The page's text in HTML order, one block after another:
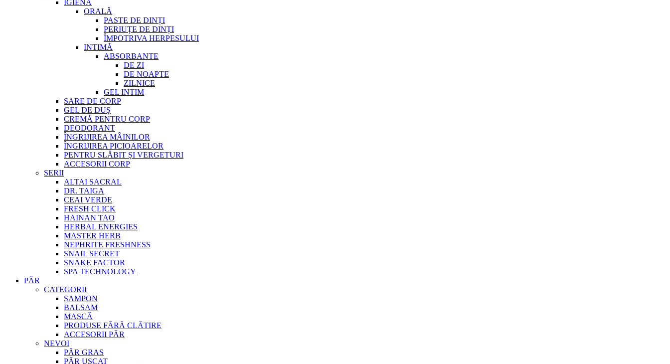
IGIENĂ
ORALĂ
PASTE DE DINȚI
PERIUȚE DE DINȚI
ÎMPOTRIVA HERPESULUI
INTIMĂ
ABSORBANTE
DE ZI
DE NOAPTE
ZILNICE
GEL INTIM
SARE DE CORP
GEL DE DUȘ
CREMĂ PENTRU CORP
DEODORANT
ÎNGRIJIREA MÂINILOR
ÎNGRIJIREA PICIOARELOR
PENTRU SLĂBIT ȘI VERGETURI
ACCESORII CORP
SERII
ALTAI SACRAL
DR. TAIGA
CEAI VERDE
FRESH CLICK
HAINAN TAO
HERBAL ENERGIES
MASTER HERB
NEPHRITE FRESHNESS
SNAIL SECRET
SNAKE FACTOR
SPA TECHNOLOGY
PĂR
CATEGORII
ȘAMPON
BALSAM
MASCĂ
PRODUSE FĂRĂ CLĂTIRE
ACCESORII PĂR
NEVOI
PĂR GRAS
PĂR USCAT